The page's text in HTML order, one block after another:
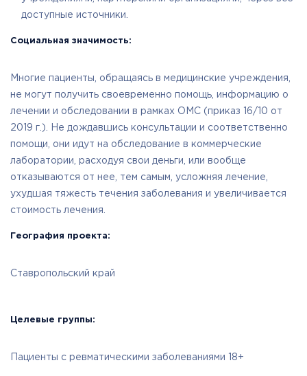
доступные источники.
Социальная значимость:
Многие пациенты, обращаясь в медицинские учреждения,
не могут получить своевременно помощь, информацию о
лечении и обследовании в рамках ОМС (приказ 16/10 от
2019 г.). Не дождавшись консультации и соответственно
помощи, они идут на обследование в коммерческие
лаборатории, расходуя свои деньги, или вообще
отказываются от нее, тем самым, усложняя лечение,
ухудшая тяжесть течения заболевания и увеличивается
стоимость лечения.
География проекта:
Ставропольский край
Целевые группы:
Пациенты с ревматическими заболеваниями 18+